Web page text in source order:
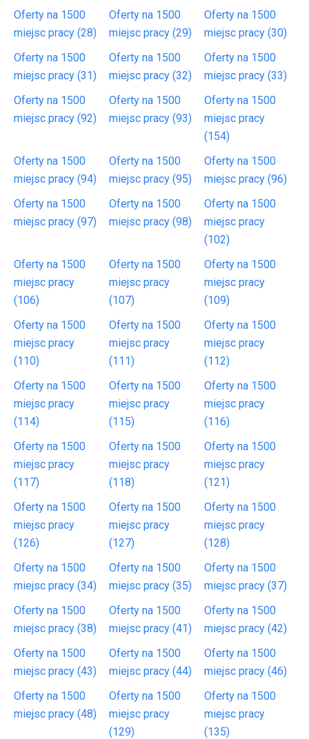
Oferty na 1500
miejsc pracy (28)
Oferty na 1500
miejsc pracy (29)
Oferty na 1500
miejsc pracy (30)
Oferty na 1500
miejsc pracy (31)
Oferty na 1500
miejsc pracy (32)
Oferty na 1500
miejsc pracy (33)
Oferty na 1500
miejsc pracy (92)
Oferty na 1500
miejsc pracy (93)
Oferty na 1500
miejsc pracy
(154)
Oferty na 1500
miejsc pracy (94)
Oferty na 1500
miejsc pracy (95)
Oferty na 1500
miejsc pracy (96)
Oferty na 1500
miejsc pracy (97)
Oferty na 1500
miejsc pracy (98)
Oferty na 1500
miejsc pracy
(102)
Oferty na 1500
miejsc pracy
(106)
Oferty na 1500
miejsc pracy
(107)
Oferty na 1500
miejsc pracy
(109)
Oferty na 1500
miejsc pracy
(110)
Oferty na 1500
miejsc pracy
(111)
Oferty na 1500
miejsc pracy
(112)
Oferty na 1500
miejsc pracy
(114)
Oferty na 1500
miejsc pracy
(115)
Oferty na 1500
miejsc pracy
(116)
Oferty na 1500
miejsc pracy
(117)
Oferty na 1500
miejsc pracy
(118)
Oferty na 1500
miejsc pracy
(121)
Oferty na 1500
miejsc pracy
(126)
Oferty na 1500
miejsc pracy
(127)
Oferty na 1500
miejsc pracy
(128)
Oferty na 1500
miejsc pracy (34)
Oferty na 1500
miejsc pracy (35)
Oferty na 1500
miejsc pracy (37)
Oferty na 1500
miejsc pracy (38)
Oferty na 1500
miejsc pracy (41)
Oferty na 1500
miejsc pracy (42)
Oferty na 1500
miejsc pracy (43)
Oferty na 1500
miejsc pracy (44)
Oferty na 1500
miejsc pracy (46)
Oferty na 1500
miejsc pracy (48)
Oferty na 1500
miejsc pracy
(129)
Oferty na 1500
miejsc pracy
(135)